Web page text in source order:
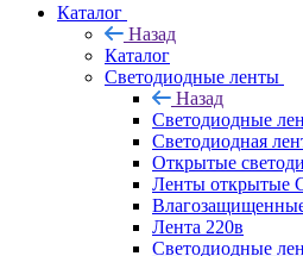
Каталог
Назад
Каталог
Светодиодные ленты
Назад
Светодиодные
Светодиодная
Открытые
Ленты открытые
Лента 220в
Светодиодные